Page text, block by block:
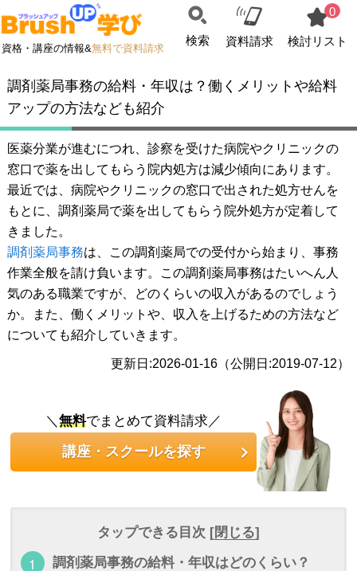
資格・講座の情報&無料で資料請求
検索 資料請求
0
検討リスト
調剤薬局事務の給料・年収は？働くメリットや給料
アップの方法なども紹介
医薬分業が進むにつれ、診察を受けた病院やクリニックの
窓口で薬を出してもらう院内処方は減少傾向にあります。
最近では、病院やクリニックの窓口で出された処方せんを
もとに、調剤薬局で薬を出してもらう院外処方が定着して
きました。
調剤薬局事務は、この調剤薬局での受付から始まり、事務
作業全般を請け負います。この調剤薬局事務はたいへん人
気のある職業ですが、どのくらいの収入があるのでしょう
か。また、働くメリットや、収入を上げるための方法など
についても紹介していきます。
更新日:2026-01-16（公開日:2019-07-12）
＼無料でまとめて資料請求／
講座・スクールを探す
タップできる目次 [閉じる]
調剤薬局事務の給料・年収はどのくらい？